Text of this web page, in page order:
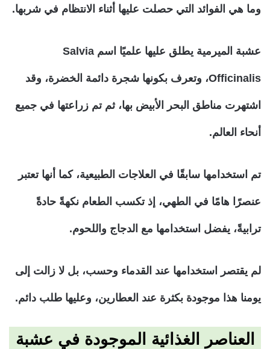
وما هي الفوائد التي حصلت عليها أثناء الانتظام في شربها.
عشبة الميرمية يطلق عليها علميًا اسم Salvia
Officinalis، وتعرف بكونها شجرة دائمة الخضرة، وقد
اشتهرت مناطق البحر الأبيض بها، ثم تم زراعتها في جميع
أنحاء العالم.
تم استخدامها سابقًا في العلاجات الطبيعية، كما أنها تعتبر
عنصرًا هامًا في الطهي، إذ تكسب الطعام نكهةً حادةً
ترابيةً، يفضل استخدامها مع الدجاج واللحوم.
لم يقتصر استخدامها عند القدماء وحسب، بل لا زالت إلى
يومنا هذا موجودة بكثرة عند العطارين، وعليها طلب دائم.
العناصر الغذائية الموجودة في عشبة